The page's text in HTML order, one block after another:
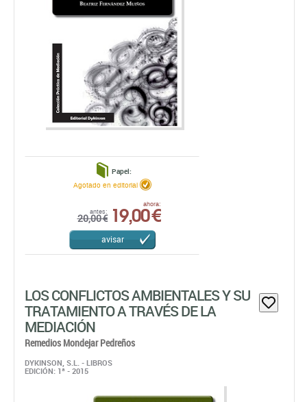
Papel:
antes:
20,00 €
ahora:
19,00 €
Agotado en editorial
avisar
LOS CONFLICTOS AMBIENTALES Y SU
TRATAMIENTO A TRAVÉS DE LA
MEDIACIÓN
Remedios Mondejar Pedreños
DYKINSON, S.L. - LIBROS
EDICIÓN: 1ª - 2015